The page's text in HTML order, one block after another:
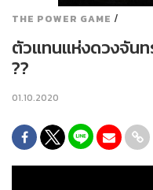
THE POWER GAME /
ตัวแทนแห่งดวงจันท
??
01.10.2020